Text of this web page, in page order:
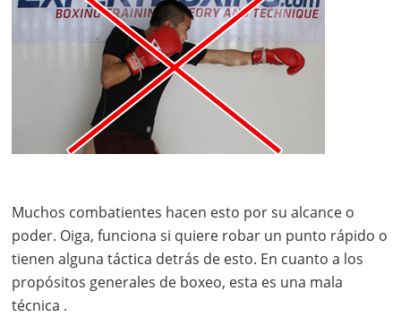
Muchos combatientes hacen esto por su alcance o
poder. Oiga, funciona si quiere robar un punto rápido o
tienen alguna táctica detrás de esto. En cuanto a los
propósitos generales de boxeo, esta es una mala
técnica .